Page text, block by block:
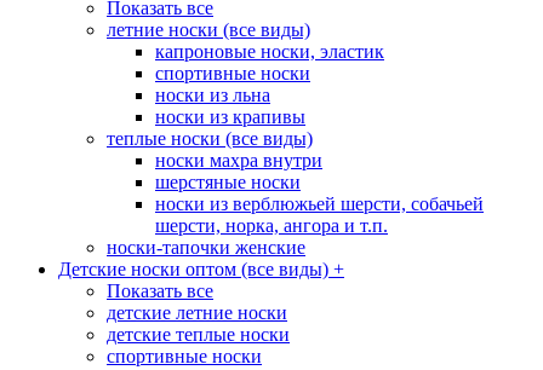
Показать все
летние носки (все виды)
капроновые носки, эластик
спортивные носки
носки из льна
носки из крапивы
теплые носки (все виды)
носки махра внутри
шерстяные носки
носки из верблюжьей шерсти, собачьей
шерсти, норка, ангора и т.п.
носки-тапочки женские
Детские носки оптом (все виды) +
Показать все
детские летние носки
детские теплые носки
спортивные носки